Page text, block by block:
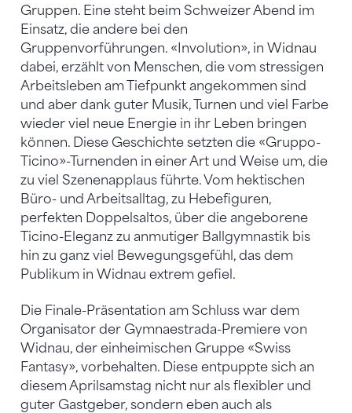
Gruppen. Eine steht beim Schweizer Abend im
Einsatz, die andere bei den
Gruppenvorführungen. «Involution», in Widnau
dabei, erzählt von Menschen, die vom stressigen
Arbeitsleben am Tiefpunkt angekommen sind
und aber dank guter Musik, Turnen und viel Farbe
wieder viel neue Energie in ihr Leben bringen
können. Diese Geschichte setzten die «Gruppo-
Ticino»-Turnenden in einer Art und Weise um, die
zu viel Szenenapplaus führte. Vom hektischen
Büro- und Arbeitsalltag, zu Hebefiguren,
perfekten Doppelsaltos, über die angeborene
Ticino-Eleganz zu anmutiger Ballgymnastik bis
hin zu ganz viel Bewegungsgefühl, das dem
Publikum in Widnau extrem gefiel.
Die Finale-Präsentation am Schluss war dem
Organisator der Gymnaestrada-Premiere von
Widnau, der einheimischen Gruppe «Swiss
Fantasy», vorbehalten. Diese entpuppte sich an
diesem Aprilsamstag nicht nur als flexibler und
guter Gastgeber, sondern eben auch als